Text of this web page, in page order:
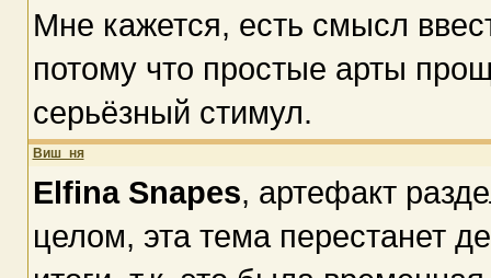
Мне кажется, есть смысл
потому что простые арты
серьёзный стимул.
Виш_ня
Elfina Snapes, артефакт
целом, эта тема перестанет